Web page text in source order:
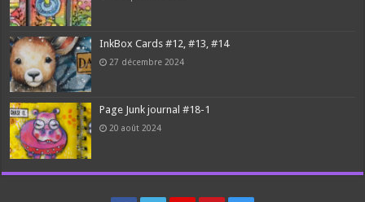
InkBox Cards #12, #13, #14
27 décembre 2024
Page Junk journal #18-1
20 août 2024